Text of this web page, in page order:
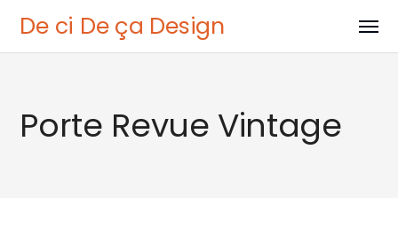
De ci De ça Design
Porte Revue Vintage